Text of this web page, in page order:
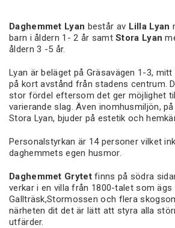
Daghemmet Lyan består av Lilla Lyan
barn i åldern 1- 2 år samtStora Lyan
åldern 3 -5 år.
Lyan är beläget på Gräsavägen 1-3,
på kort avstånd från stadens centrum.
stor fördel eftersom det ger möjlighet
varierande slag. Även inomhusmiljön,
Stora Lyan, bjuder på estetik och
Personalstyrkan är 14 personer vilket
daghemmets egen husmor.
Daghemmet Grytetfinns på södra
verkar i en villa från 1800-talet som ägs
Gallträsk,Stormossen och flera
närheten dit det är lätt att styra alla
utfärder.